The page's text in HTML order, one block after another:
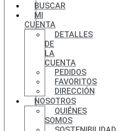
BUSCAR
MI
CUENTA
DETALLES
DE
LA
CUENTA
PEDIDOS
FAVORITOS
DIRECCIÓN
NOSOTROS
QUIÉNES
SOMOS